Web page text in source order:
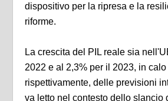
dispositivo per la ripresa e la
riforme.
La crescita del PIL reale sia
2022 e al 2,3% per il 2023, in
rispettivamente, delle previsioni
va letto nel contesto dello slancio